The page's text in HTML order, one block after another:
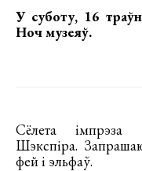
У суботу, 16
Ноч музеяў.
Сёлета імпрэза
Шэкспіра.
фей і эльфаў.